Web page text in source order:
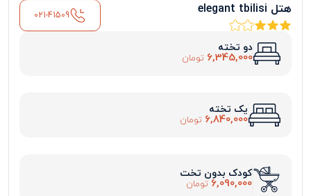
هتل elegant tbilisi 021-41509
دو تخته
6,345,000 تومان
یک تخته
6,840,000 تومان
کودک بدون تخت
6,090,000 تومان